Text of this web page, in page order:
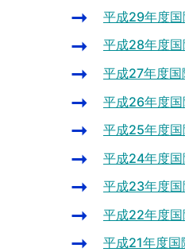
平成29年度
平成28年度
平成27年度
平成26年度
平成25年度
平成24年度
平成23年度
平成22年度
平成21年度国